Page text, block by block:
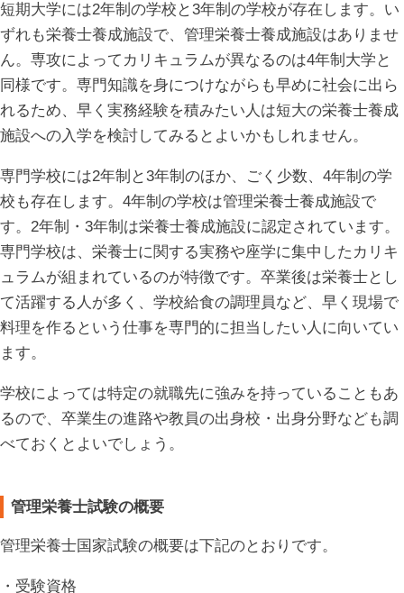
短期大学には2年制の学校と3年制の学校が存在します。い
ずれも栄養士養成施設で、管理栄養士養成施設はありませ
ん。専攻によってカリキュラムが異なるのは4年制大学と
同様です。専門知識を身につけながらも早めに社会に出ら
れるため、早く実務経験を積みたい人は短大の栄養士養成
施設への入学を検討してみるとよいかもしれません。
専門学校には2年制と3年制のほか、ごく少数、4年制の学
校も存在します。4年制の学校は管理栄養士養成施設で
す。2年制・3年制は栄養士養成施設に認定されています。
専門学校は、栄養士に関する実務や座学に集中したカリキ
ュラムが組まれているのが特徴です。卒業後は栄養士とし
て活躍する人が多く、学校給食の調理員など、早く現場で
料理を作るという仕事を専門的に担当したい人に向いてい
ます。
学校によっては特定の就職先に強みを持っていることもあ
るので、卒業生の進路や教員の出身校・出身分野なども調
べておくとよいでしょう。
管理栄養士試験の概要
管理栄養士国家試験の概要は下記のとおりです。
・受験資格